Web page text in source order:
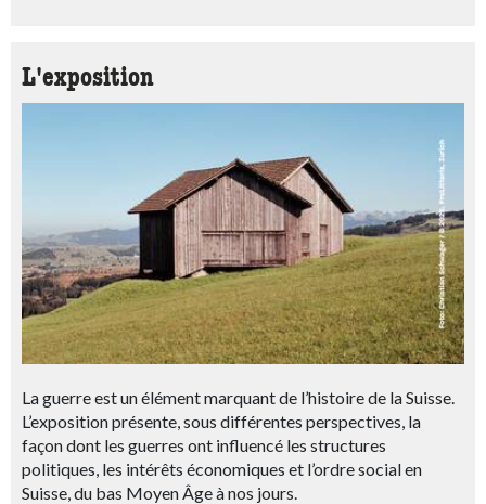
L'exposition
La guerre est un élément marquant de l’histoire de la Suisse.
L’exposition présente, sous différentes perspectives, la
façon dont les guerres ont influencé les structures
politiques, les intérêts économiques et l’ordre social en
Suisse, du bas Moyen Âge à nos jours.